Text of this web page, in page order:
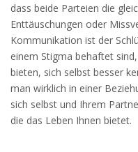
dass beide Parteien die
Enttäuschungen oder
Kommunikation ist der
einem Stigma behaftet
bieten, sich selbst besser
man wirklich in einer
sich selbst und Ihrem
die das Leben Ihnen bietet.